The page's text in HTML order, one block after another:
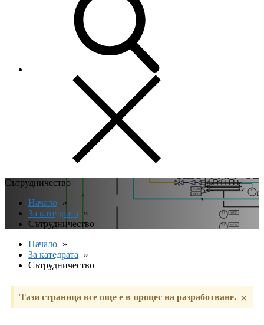
Сътрудничество
Начало
За катедрата
Сътрудничество
Начало
За катедрата
Сътрудничество
Тази страница все още е в процес на разработване. ×